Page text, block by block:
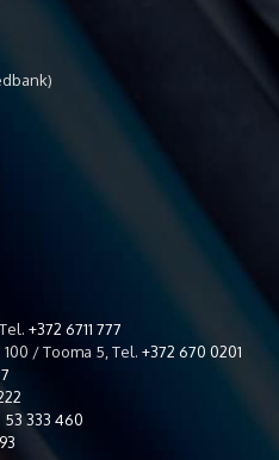
Tel. +372 6711 777
/ Tooma 5, Tel. +372 670 0201
53 333 460